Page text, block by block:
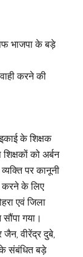
भाजपा के बड़े
करने की
के शिक्षक
को अर्बन
पर कानूनी
करने के लिए
एवं जिला
गया।
वीरेंद्र दुबे,
के संबंधित बड़े